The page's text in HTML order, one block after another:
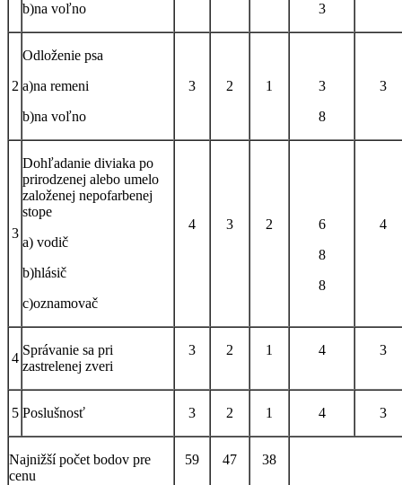
b)na voľno
3
2
Odloženie psa
a)na remeni
b)na voľno
3 2 1
3
8
3
3
Dohľadanie diviaka po
prirodzenej alebo umelo
založenej nepofarbenej
stope
a) vodič
b)hlásič
c)oznamovač
4 3 2
6
8
8
4
4
Správanie sa pri
zastrelenej zveri
3 2 1 4 3
5 Poslušnosť 3 2 1 4 3
Najnižší počet bodov pre
cenu
59 47 38